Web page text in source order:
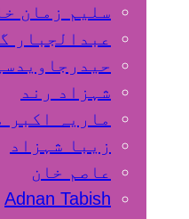
سلیم زمان
عبدالجبار
شہزاد رند
ماریہ اکبر
زیبا شہزاد
عاصم خان
Adnan Tabish